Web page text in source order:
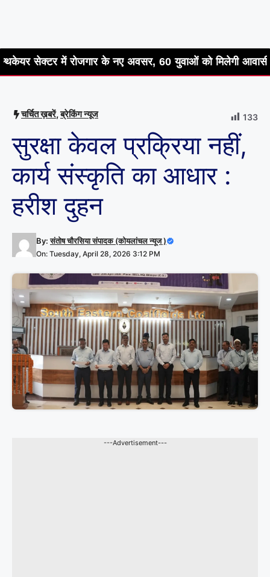
के नए अवसर, 60 युवाओं को मिलेगी आवासीय ट्रेनिंग
चर्चित ख़बरें,ब्रेकिंग न्यूज 133
सुरक्षा केवल प्रक्रिया नहीं,
कार्य संस्कृति का आधार :
हरीश दुहन
By:संतोष चौरसिया संपादक (कोयलांचल न्यूज )
On: Tuesday, April 28, 2026 3:12 PM
---Advertisement---